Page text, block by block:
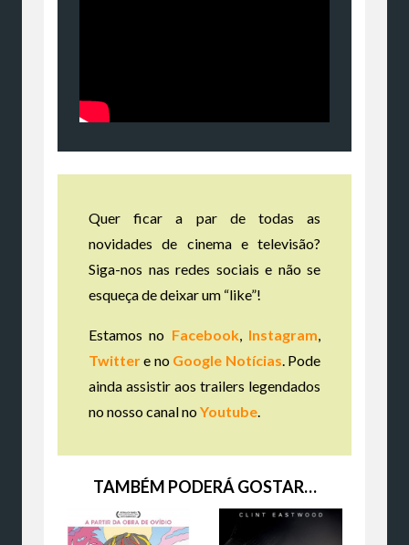
Quer ficar a par de todas as
novidades de cinema e televisão?
Siga-nos nas redes sociais e não se
esqueça de deixar um “like”!
Estamos no Facebook, Instagram
Twittere no Google Notícias . Pode
ainda assistir aos trailers legendados
no nosso canal noYoutube
TAMBÉM PODERÁ GOSTAR…